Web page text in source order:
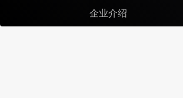
企业介绍